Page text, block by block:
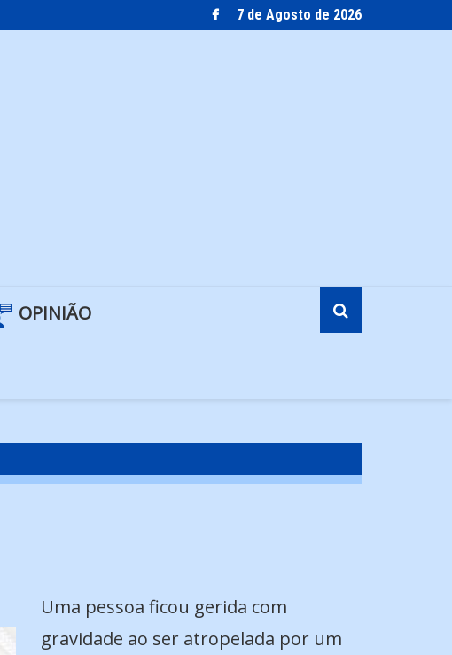
7 de Agosto de 2026
OPINIÃO
Uma pessoa ficou gerida com
gravidade ao ser atropelada por um